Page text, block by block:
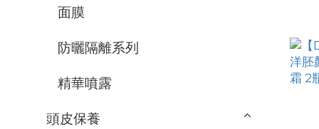
面膜
防曬隔離系列
精華噴露
頭皮保養